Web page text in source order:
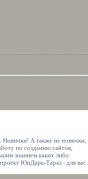
Новички! А также не новички,
по созданию сайтов,
знанием каких либо
ЮнДарь-Тараз - для вас.